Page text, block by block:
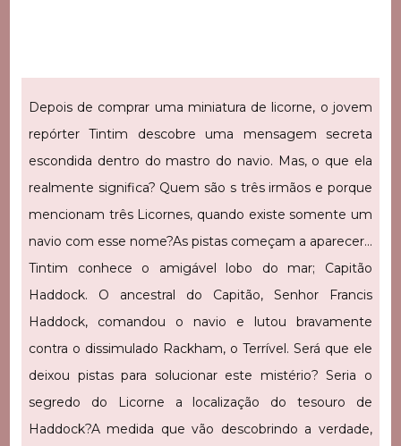
Depois de comprar uma miniatura de licorne, o jovem
repórter Tintim descobre uma mensagem secreta
escondida dentro do mastro do navio. Mas, o que ela
realmente significa? Quem são s três irmãos e porque
mencionam três Licornes, quando existe somente um
navio com esse nome?As pistas começam a aparecer…
Tintim conhece o amigável lobo do mar; Capitão
Haddock. O ancestral do Capitão, Senhor Francis
Haddock, comandou o navio e lutou bravamente
contra o dissimulado Rackham, o Terrível. Será que ele
deixou pistas para solucionar este mistério? Seria o
segredo do Licorne a localização do tesouro de
Haddock?A medida que vão descobrindo a verdade,